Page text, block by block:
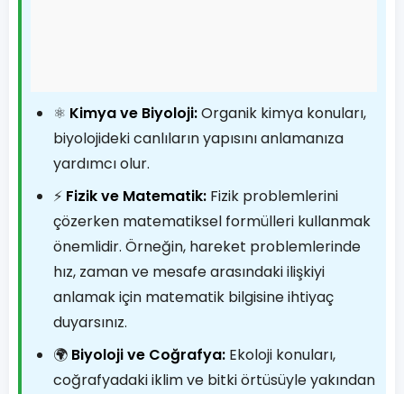
⚛️ Kimya ve Biyoloji:Organik kimya konuları,
biyolojideki canlıların yapısını anlamanıza
yardımcı olur.
⚡ Fizik ve Matematik: Fizik problemlerini
çözerken matematiksel formülleri kullanmak
önemlidir. Örneğin, hareket problemlerinde
hız, zaman ve mesafe arasındaki ilişkiyi
anlamak için matematik bilgisine ihtiyaç
duyarsınız.
🌍 Biyoloji ve Coğrafya: Ekoloji konuları,
coğrafyadaki iklim ve bitki örtüsüyle yakından